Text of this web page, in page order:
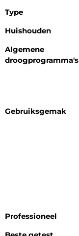
Type
Huishouden
Algemene
droogprogramma's
Gebruiksgemak
Professioneel